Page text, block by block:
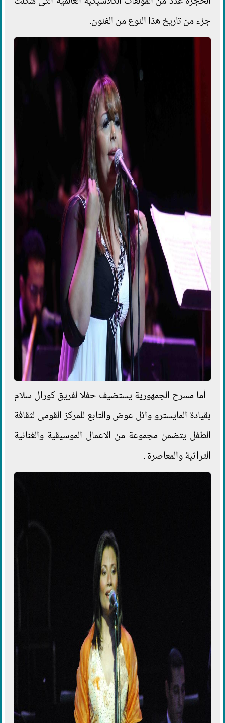
جزء من تاريخ هذا النوع من الفنون.
أما مسرح الجمهورية يستضيف حفلا لفريق كورال سلام
بقيادة المايسترو وائل عوض والتابع للمركز القومى لثقافة
الطفل يتضمن مجموعة من الاعمال الموسيقية والغنائية
التراثية والمعاصرة .